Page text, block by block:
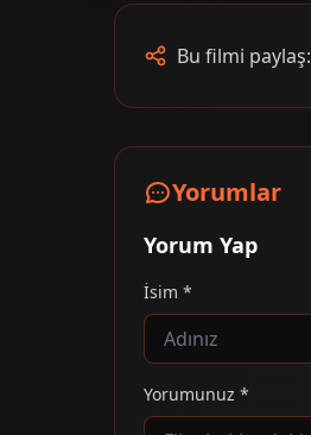
Bu filmi paylaş:
Yorumlar
Yorum Yap
İsim *
Yorumunuz *